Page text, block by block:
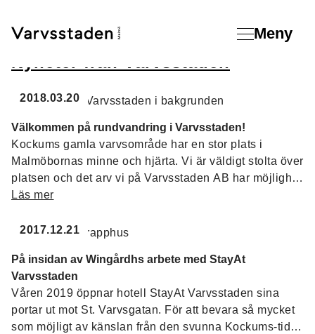
Meny
2018.03.20
Välkommen på rundvandring i Varvsstaden!
Kockums gamla varvsområde har en stor plats i
Malmöbornas minne och hjärta. Vi är väldigt stolta över
platsen och det arv vi på Varvsstaden AB har möjlighet
att få föra vidare. Nu vill vi ge dig chansen att
Läs mer
2017.12.21
På insidan av Wingårdhs arbete med StayAt
Varvsstaden
Våren 2019 öppnar hotell StayAt Varvsstaden sina
portar ut mot St. Varvsgatan. För att bevara så mycket
som möjligt av känslan från den svunna Kockums-tiden